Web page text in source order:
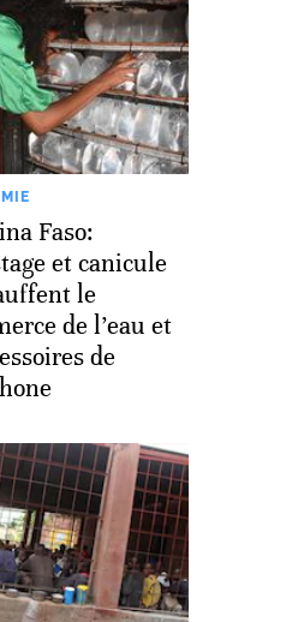
Faso:
et canicule
le
de l’eau et
de